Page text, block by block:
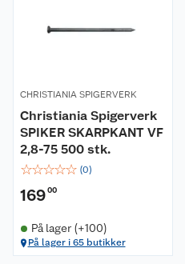
CHRISTIANIA SPIGERVERK
Christiania Spigerverk
SPIKER SKARPKANT VF
2,8-75 500 stk.
☆☆☆☆☆ (0)
16900
På lager (+100)
På lager i 65 butikker
Retur- og angrerett
Reklamasjon
Ofte stilte spørsmål
Leie tilhenger
Våre merkevarer
Kjøpsvilkår
Personvern
Cookies
Bærekraft
Lavprisløfte
Åpent kjøp
Retur av el-avfall
Hageinspirasjon
Oppussing med utemaling
Oppussing med innemaling
Et varmere hjem
Gulv